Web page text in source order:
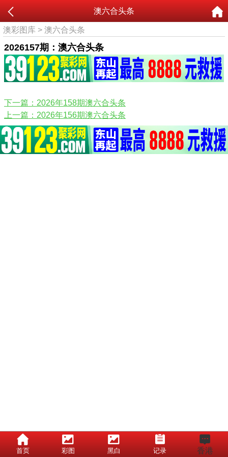
首页 彩图 黑白 记录 香港
澳六合头条
澳彩图库 >澳六合头条
2026157期：澳六合头条
下一篇：2026年158期澳六合头条
上一篇：2026年156期澳六合头条